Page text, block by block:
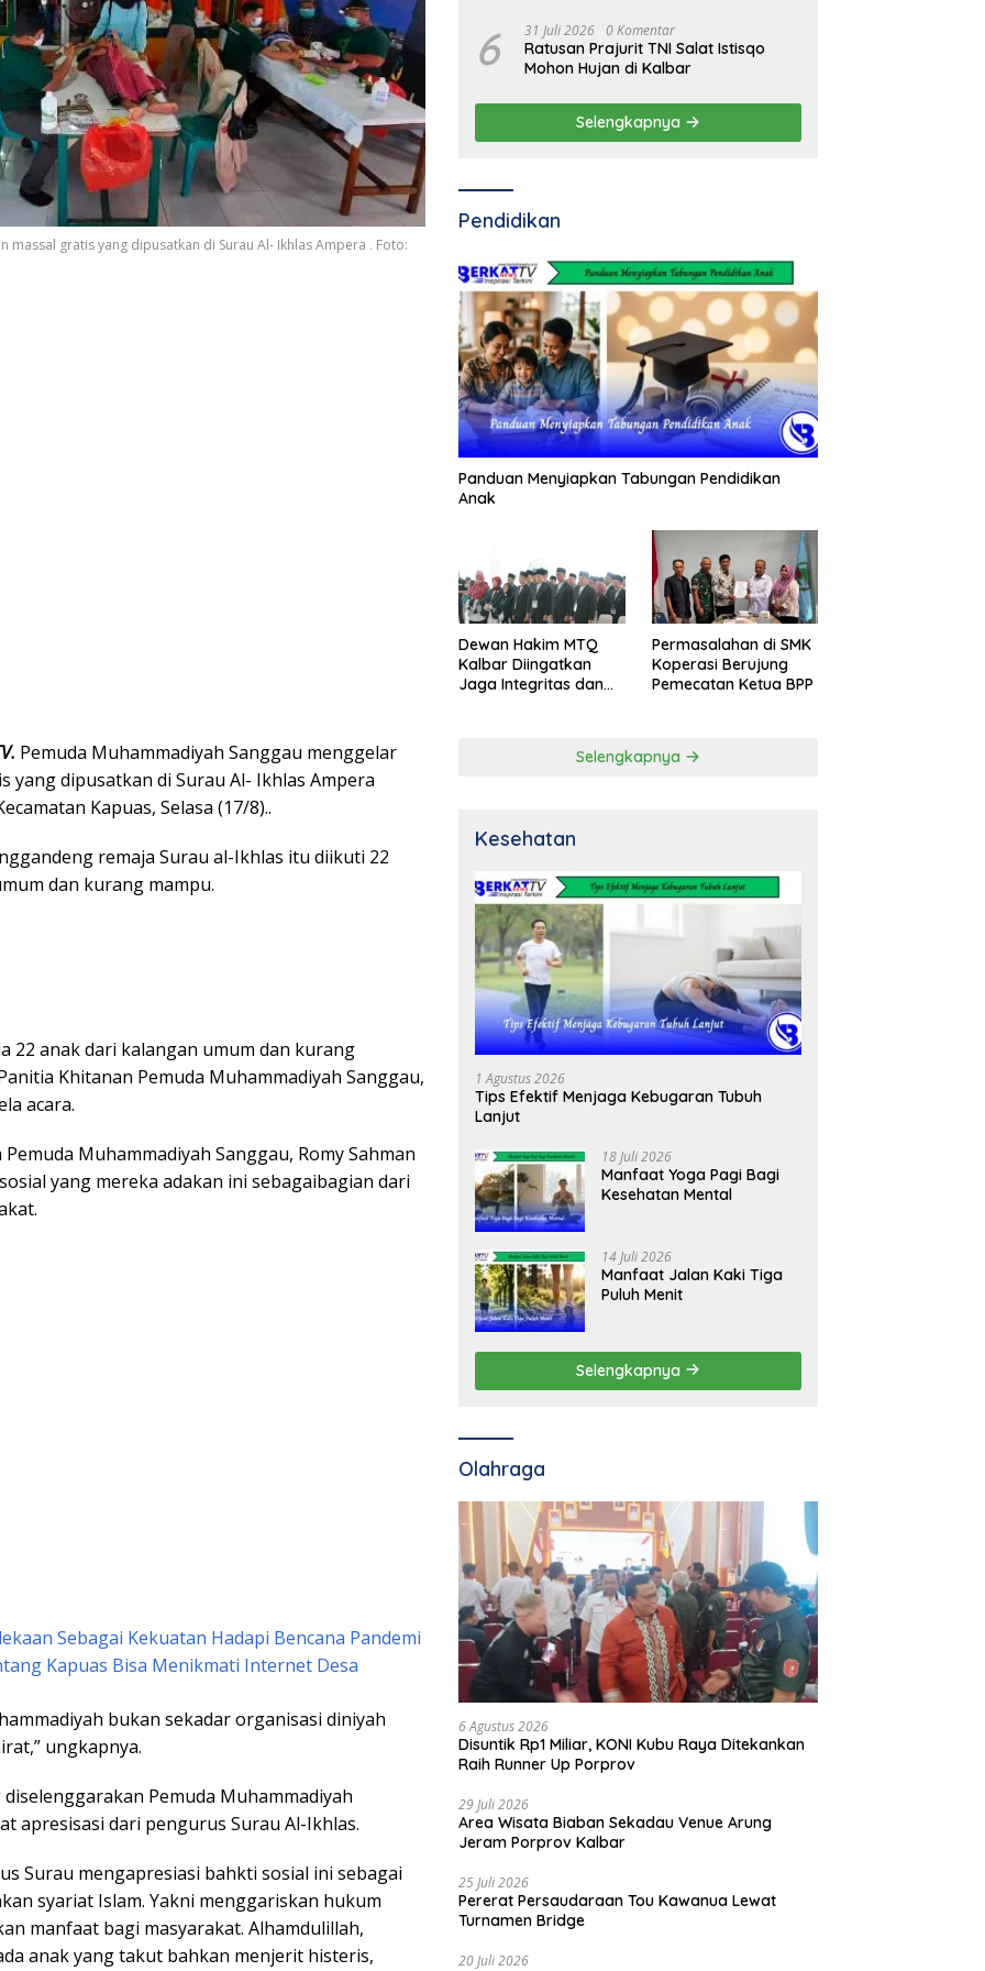
massal gratis yang dipusatkan di Surau Al- Ikhlas Ampera . Foto:
Pemuda Muhammadiyah Sanggau menggelar
yang dipusatkan di Surau Al- Ikhlas Ampera
Kapuas, Selasa (17/8)..
remaja Surau al-Ikhlas itu diikuti 22
dan kurang mampu.
22 anak dari kalangan umum dan kurang
Khitanan Pemuda Muhammadiyah Sanggau,
acara.
Muhammadiyah Sanggau, Romy Sahman
yang mereka adakan ini sebagaibagian dari
Sebagai Kekuatan Hadapi Bencana Pandemi
Kapuas Bisa Menikmati Internet Desa
bukan sekadar organisasi diniyah
ungkapnya.
Pemuda Muhammadiyah
apresisasi dari pengurus Surau Al-Ikhlas.
Surau mengapresiasi bahkti sosial ini sebagai
syariat Islam. Yakni menggariskan hukum
manfaat bagi masyarakat. Alhamdulillah,
anak yang takut bahkan menjerit histeris,
6 31 Juli 2026 0 Komentar
Ratusan Prajurit TNI Salat Istisqo
Mohon Hujan di Kalbar
Selengkapnya
Pendidikan
Panduan Menyiapkan Tabungan Pendidikan
Anak
Dewan Hakim MTQ
Kalbar Diingatkan
Jaga Integritas dan
Permasalahan di SMK
Koperasi Berujung
Pemecatan Ketua BPP
Selengkapnya
Kesehatan
1 Agustus 2026
Tips Efektif Menjaga Kebugaran Tubuh
Lanjut
18 Juli 2026
Manfaat Yoga Pagi Bagi
Kesehatan Mental
14 Juli 2026
Manfaat Jalan Kaki Tiga
Puluh Menit
Selengkapnya
Olahraga
6 Agustus 2026
Disuntik Rp1 Miliar, KONI Kubu Raya Ditekankan
Raih Runner Up Porprov
29 Juli 2026
Area Wisata Biaban Sekadau Venue Arung
Jeram Porprov Kalbar
25 Juli 2026
Pererat Persaudaraan Tou Kawanua Lewat
Turnamen Bridge
20 Juli 2026